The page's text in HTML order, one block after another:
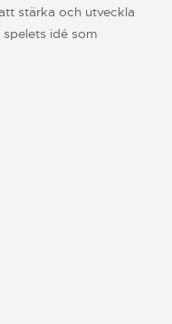
stärka och utveckla
idé som